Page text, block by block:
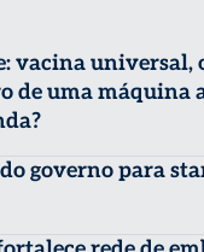
vacina universal,
de uma máquina
governo para